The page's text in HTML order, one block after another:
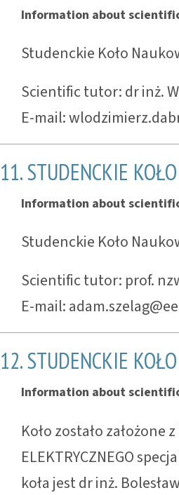
Information about
Studenckie Koło
Scientific tutor: dr inż.
E-mail:
11. STUDENCKIE
Information about
Studenckie Koło
Scientific tutor: prof.
E-mail:
12. STUDENCKIE
Information about
Koło zostało
ELEKTRYCZNEGO
koła jest dr inż.